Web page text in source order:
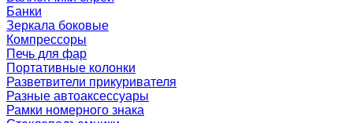
Банки
Зеркала боковые
Компрессоры
Печь для фар
Портативные колонки
Разветвители прикуривателя
Разные автоаксессуары
Рамки номерного знака